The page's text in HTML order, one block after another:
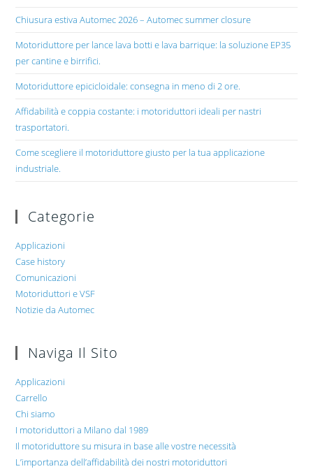
Chiusura estiva Automec 2026 – Automec summer closure
Motoriduttore per lance lava botti e lava barrique: la soluzione EP35
per cantine e birrifici.
Motoriduttore epicicloidale: consegna in meno di 2 ore.
Affidabilità e coppia costante: i motoriduttori ideali per nastri
trasportatori.
Come scegliere il motoriduttore giusto per la tua applicazione
industriale.
Categorie
Applicazioni
Case history
Comunicazioni
Motoriduttori e VSF
Notizie da Automec
Naviga Il Sito
Applicazioni
Carrello
Chi siamo
I motoriduttori a Milano dal 1989
Il motoriduttore su misura in base alle vostre necessità
L’importanza dell’affidabilità dei nostri motoriduttori